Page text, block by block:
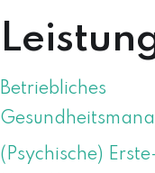
Betriebliches
(Psychische)